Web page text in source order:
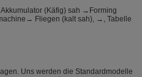
(Käfig) sah →Forming
Fliegen (kalt sah), →, Tabelle
Uns werden die Standardmodelle